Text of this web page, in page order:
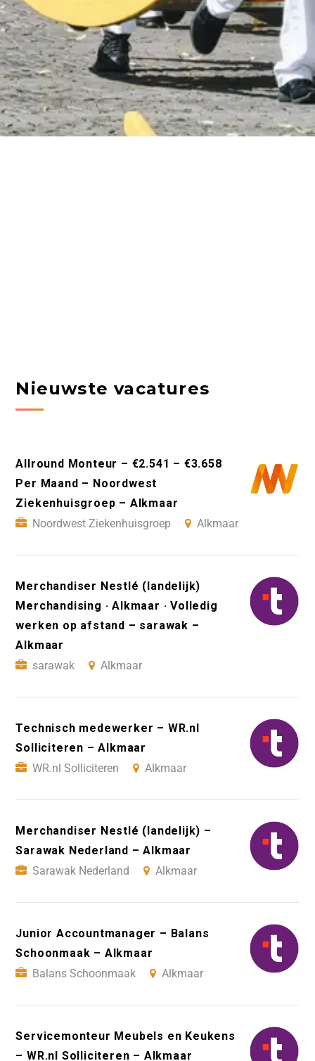
Nieuwste vacatures
Allround Monteur – €2.541 – €3.658
Per Maand – Noordwest
Ziekenhuisgroep – Alkmaar
Noordwest Ziekenhuisgroep
Alkmaar
Merchandiser Nestlé (landelijk)
Merchandising · Alkmaar · Volledig
werken op afstand – sarawak –
Alkmaar
sarawak
Alkmaar
Technisch medewerker – WR.nl
Solliciteren – Alkmaar
WR.nl Solliciteren
Alkmaar
Merchandiser Nestlé (landelijk) –
Sarawak Nederland – Alkmaar
Sarawak Nederland
Alkmaar
Junior Accountmanager – Balans
Schoonmaak – Alkmaar
Balans Schoonmaak
Alkmaar
Servicemonteur Meubels en Keukens
– WR.nl Solliciteren – Alkmaar